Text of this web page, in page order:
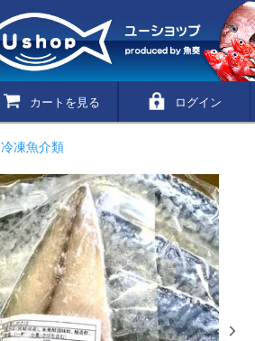
カートを見る ログイン
冷凍魚介類